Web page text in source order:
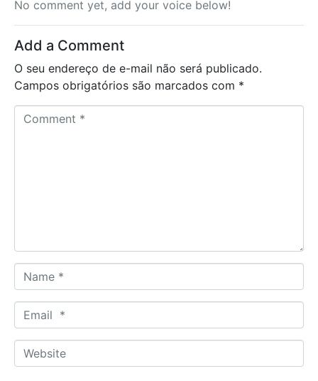
No comment yet, add your voice below!
Add a Comment
O seu endereço de e-mail não será publicado.
Campos obrigatórios são marcados com *
a
m
*
m
aW
e